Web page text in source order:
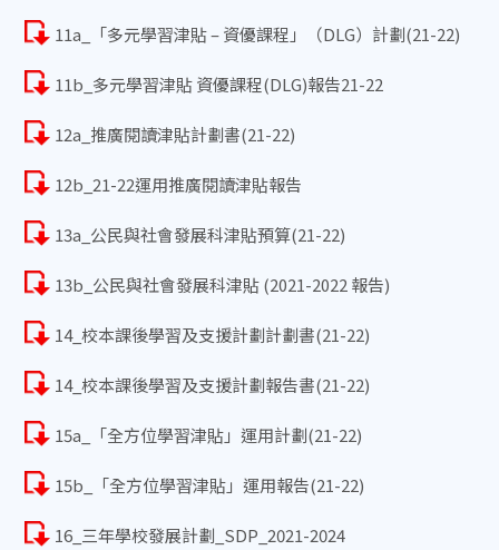
11a_「多元學習津貼 – 資優課程」（DLG）計劃(21-22)
11b_多元學習津貼 資優課程(DLG)報告21-22
12a_推廣閱讀津貼計劃書(21-22)
12b_21-22運用推廣閱讀津貼報告
13a_公民與社會發展科津貼預算(21-22)
13b_公民與社會發展科津貼 (2021-2022 報告)
14_校本課後學習及支援計劃計劃書(21-22)
14_校本課後學習及支援計劃報告書(21-22)
15a_「全方位學習津貼」運用計劃(21-22)
15b_「全方位學習津貼」運用報告(21-22)
16_三年學校發展計劃_SDP_2021-2024